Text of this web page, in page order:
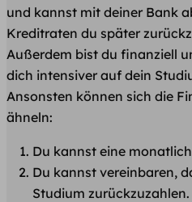
und kannst mit deiner Bank
Kreditraten du später
Außerdem bist du finanziell
dich intensiver auf dein
Ansonsten können sich die
ähneln:
Du kannst eine
Du kannst vereinbaren,
Studium zurückzuzahlen.